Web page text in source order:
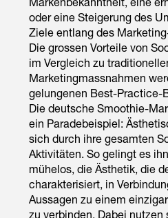
oder eine Steigerung des
Ziele entlang des
Die grossen Vorteile von
im Vergleich zu
Marketingmassnahmen
gelungenen Best-Practice-
Die deutsche Smoothie-
ein Paradebeispiel:
sich durch ihre gesamten
Aktivitäten. So gelingt es
mühelos, die Ästhetik, die
charakterisiert, in
Aussagen zu einem
zu verbinden. Dabei nutzen